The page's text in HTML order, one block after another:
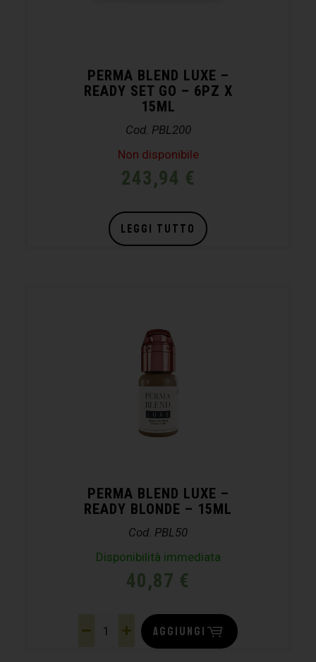
PERMA BLEND LUXE –
READY SET GO – 6PZ X
15ML
Cod. PBL200
Non disponibile
243,94 €
LEGGI TUTTO
PERMA BLEND LUXE –
READY BLONDE – 15ML
Cod. PBL50
Disponibilità immediata
40,87 €
AGGIUNGI